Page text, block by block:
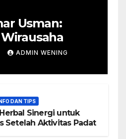
Usman:
ADMIN WENING
DAN TIPS
Sinergi untuk
Setelah Aktivitas Padat